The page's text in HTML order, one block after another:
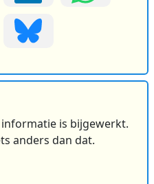
is bijgewerkt.
anders dan dat.